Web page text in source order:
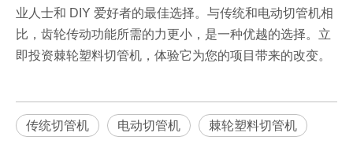
业人士和 DIY 爱好者的最佳选择。与传统和电动切管机相
比，齿轮传动功能所需的力更小，是一种优越的选择。立
即投资棘轮塑料切管机，体验它为您的项目带来的改变。
传统切管机 电动切管机 棘轮塑料切管机